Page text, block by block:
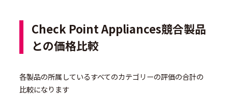
Check Point Appliances競合製品
との価格比較
各製品の所属しているすべてのカテゴリーの評価の合計の
比較になります